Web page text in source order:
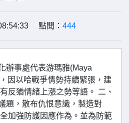
點閱： 444
辦事處代表游瑪雅(Maya
因以哈戰爭情勢持續緊張，建
反猶情緒上漲之勢等語。 二、
題，散布仇恨意識，製造對
加強防護因應作為。並為防範